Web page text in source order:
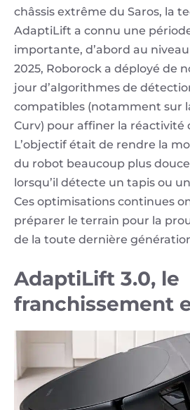
châssis extrême du Saros, la
AdaptiLift a connu une
importante, d’abord au
2025, Roborock a déployé de
jour d’algorithmes de
compatibles (notamment sur
Curv) pour affiner la réactivité
L’objectif était de rendre la
du robot beaucoup plus
lorsqu’il détecte un tapis ou
Ces optimisations continues
préparer le terrain pour la
de la toute dernière
AdaptiLift 3.0, le
franchissement